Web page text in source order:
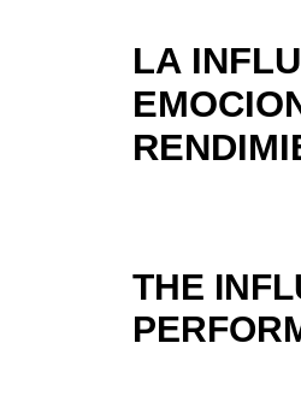
LA
THE